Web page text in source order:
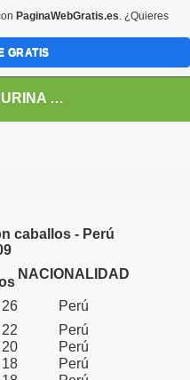
HISTORIA TAURINA DEL PERÚ
caballos - Perú
NACIONALIDAD
26
Perú
22
Perú
20
Perú
18
Perú
PaginaWebGratis.es. ¿Quieres
GRATIS